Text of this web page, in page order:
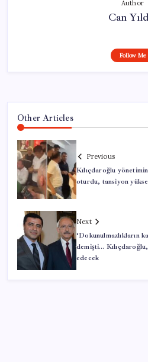
Author
Can
Follow Me
Other Articles
Previous
Kılıçdaroğlu
oturdu, tansiyon
Next
‘Dokunulmazlıkların
demişti…
edecek